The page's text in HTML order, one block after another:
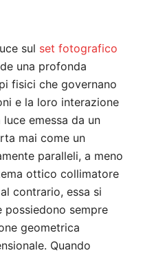
sul set fotografico
una profonda
fisici che governano
e la loro interazione
emessa da un
mai come un
paralleli, a meno
ottico collimatore
contrario, essa si
possiedono sempre
geometrica
Quando